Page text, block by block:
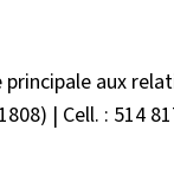
aux
| Cell. : 514